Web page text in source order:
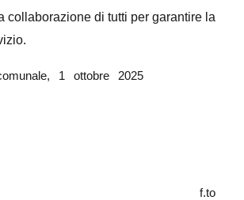
collaborazione di tutti per garantire la
1 ottobre 2025
f.to